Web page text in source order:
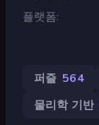
플랫폼
퍼즐 564
물리학 기반